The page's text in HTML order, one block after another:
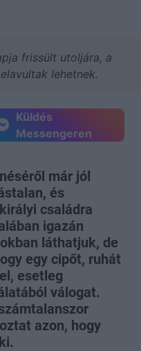
frissült utoljára, a
lehetnek.
Küldés
Messengeren
már jól
és
családra
igazán
láthatjuk, de
egy cipőt, ruhát
esetleg
válogat.
azon, hogy